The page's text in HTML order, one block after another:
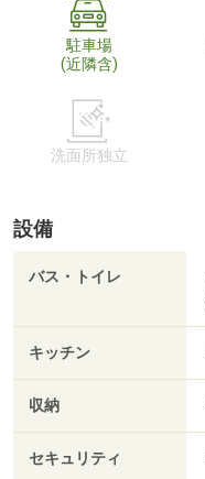
駐車場
(近隣含)
洗面所独立
設備
バス・トイレ
キッチン
収納
セキュリティ